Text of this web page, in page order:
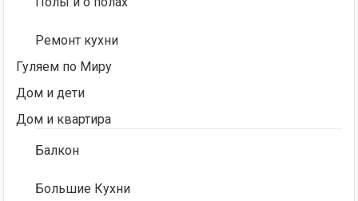
Ремонт кухни
Гуляем по Миру
Дом и дети
Дом и квартира
Балкон
Большие Кухни